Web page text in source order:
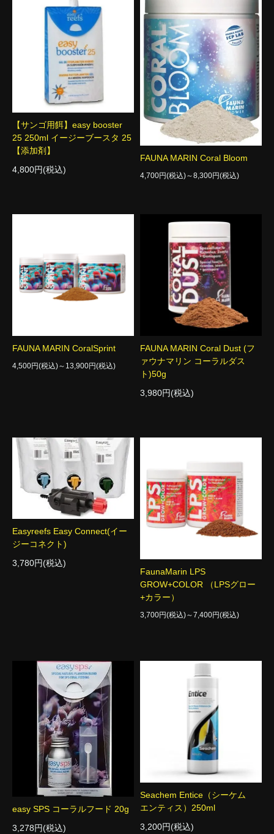
【サンゴ用餌】easy booster
25 250ml イージーブースタ 25
【添加剤】
4,800円(税込)
FAUNA MARIN Coral Bloom
4,700円(税込)～8,300円(税込)
FAUNA MARIN CoralSprint
4,500円(税込)～13,900円(税込)
FAUNA MARIN Coral Dust (フ
ァウナマリン コーラルダス
ト)50g
3,980円(税込)
Easyreefs Easy Connect(イー
ジーコネクト)
3,780円(税込)
FaunaMarin LPS
GROW+COLOR （LPSグロー
+カラー）
3,700円(税込)～7,400円(税込)
easy SPS コーラルフード 20g
3,278円(税込)
Seachem Entice（シーケム
エンティス）250ml
3,200円(税込)